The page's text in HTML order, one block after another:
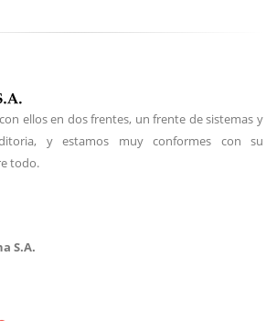
ellos en dos frentes, un frente de sistemas y
y estamos muy conformes con su
todo.
S.A.